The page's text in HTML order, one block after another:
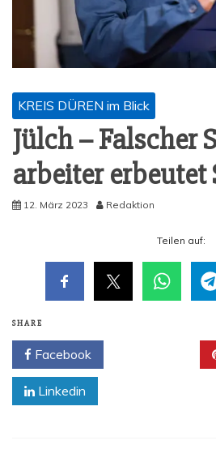
KREIS DÜREN im Blick
Jülch –
ar­bei­ter erbeu­tet
12. März 2023 Redaktion
Tei­len auf:
SHARE
Facebook
Linkedin